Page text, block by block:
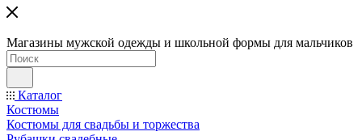
Магазины мужской одежды и школьной формы для мальчиков
Каталог
Костюмы
Костюмы для свадьбы и торжества